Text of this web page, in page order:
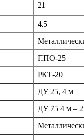
21
4,5
ППО-25
РКТ-20
ДУ 25, 4 м
ДУ 75 4 м –